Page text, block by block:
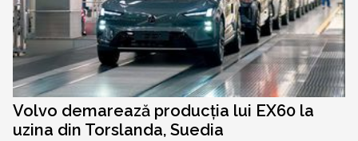
Volvo demarează producția lui EX60 la
uzina din Torslanda, Suedia